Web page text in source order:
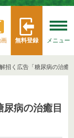
無料登録 メニュー
招く広告「糖尿病の治癒
病の治癒目